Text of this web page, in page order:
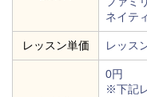
ネイテ
レッスン単価 レッス
0円
※下記